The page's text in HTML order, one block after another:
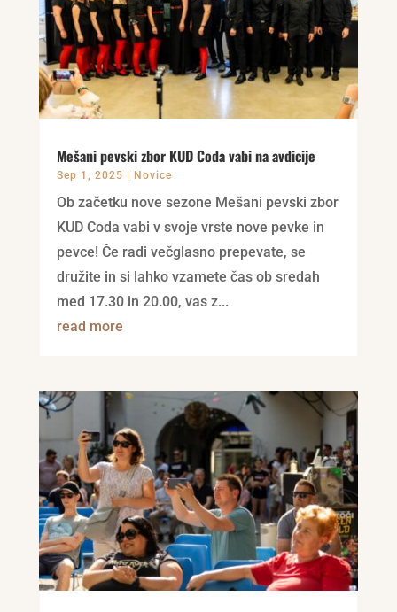
Mešani pevski zbor KUD Coda vabi na avdicije
Sep 1, 2025 | Novice
Ob začetku nove sezone Mešani pevski zbor
KUD Coda vabi v svoje vrste nove pevke in
pevce! Če radi večglasno prepevate, se
družite in si lahko vzamete čas ob sredah
med 17.30 in 20.00, vas z...
read more